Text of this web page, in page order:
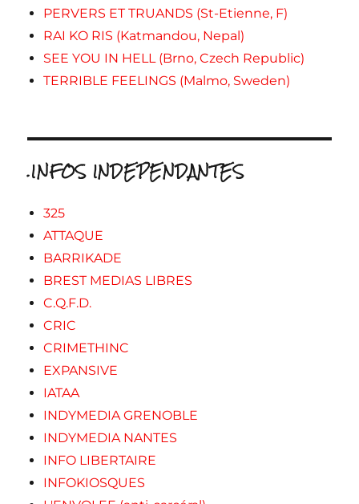
PERVERS ET TRUANDS (St-Etienne, F)
RAI KO RIS (Katmandou, Nepal)
SEE YOU IN HELL (Brno, Czech Republic)
TERRIBLE FEELINGS (Malmo, Sweden)
.INFOS INDEPENDANTES
325
ATTAQUE
BARRIKADE
BREST MEDIAS LIBRES
C.Q.F.D.
CRIC
CRIMETHINC
EXPANSIVE
IATAA
INDYMEDIA GRENOBLE
INDYMEDIA NANTES
INFO LIBERTAIRE
INFOKIOSQUES